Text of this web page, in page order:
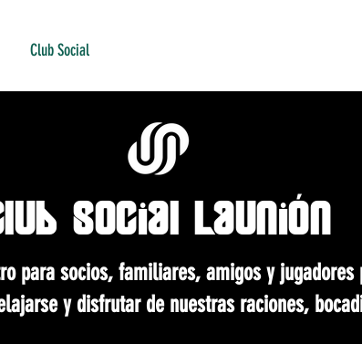
Club Social
SOcial LaUnión
para socios, familiares, amigos y
y disfrutar de nuestras raciones,